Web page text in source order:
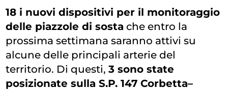
18 i nuovi dispositivi per il monitoraggio
delle piazzole di sosta che entro la
prossima settimana saranno attivi su
alcune delle principali arterie del
territorio. Di questi,3 sono state
posizionate sulla S.P. 147 Corbetta–